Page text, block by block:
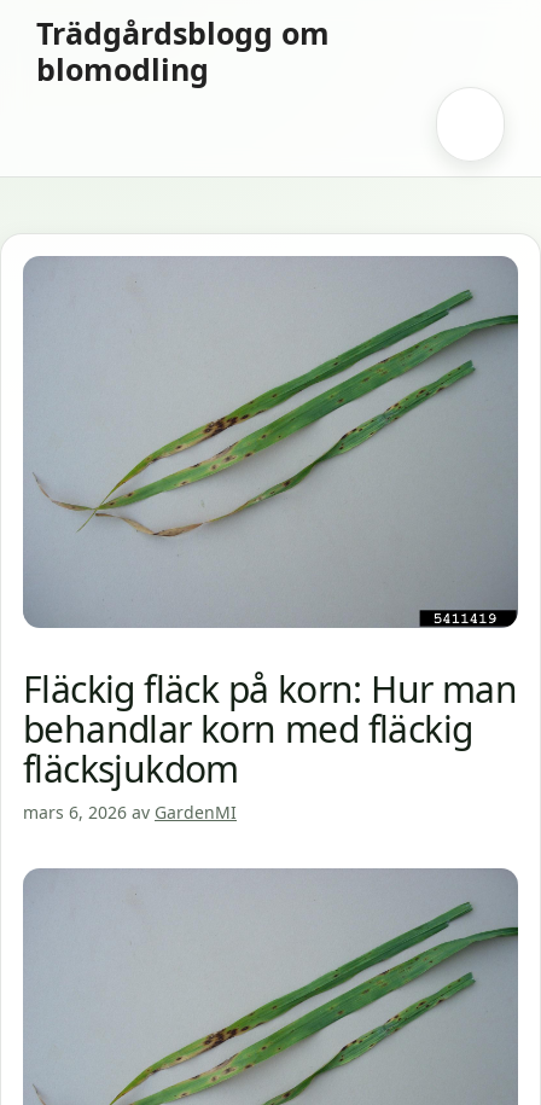
innehåll
Trädgårdsblogg om
blomodling
Fläckig fläck på korn: Hur man
behandlar korn med fläckig
fläcksjukdom
mars 6, 2026 av GardenMI